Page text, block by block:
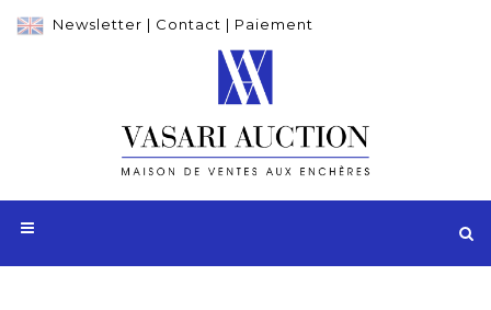
Newsletter | Contact | Paiement